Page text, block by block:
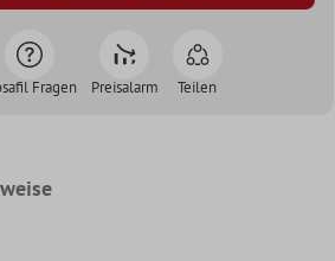
Fragen Preisalarm Teilen